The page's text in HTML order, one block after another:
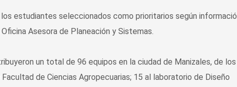
estudiantes seleccionados como prioritarios según
Asesora de Planeación y Sistemas.
un total de 96 equipos en la ciudad de Manizales, de los
de Ciencias Agropecuarias; 15 al laboratorio de Diseño